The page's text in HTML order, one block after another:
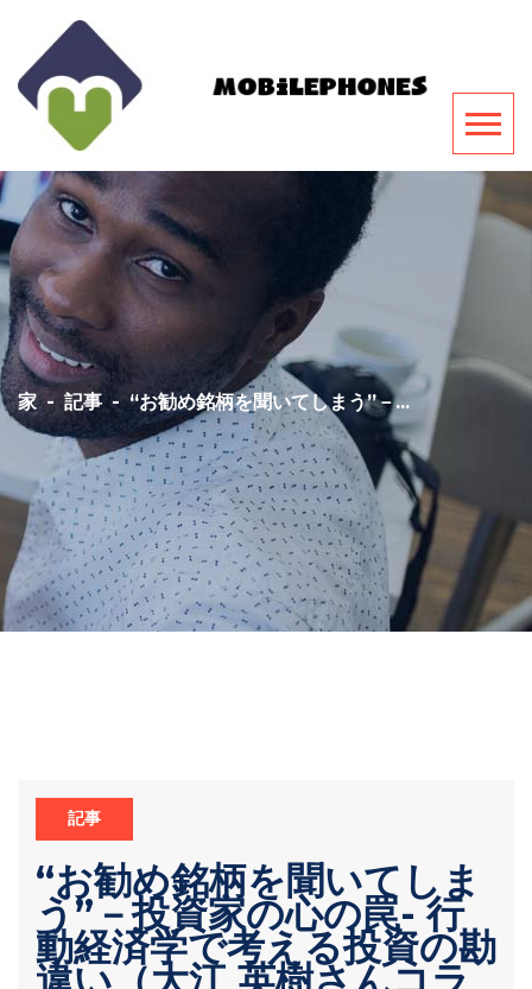
家 - 記事 - “お勧め銘柄を聞いてしまう”－...
記事
“お勧め銘柄を聞いてしま
う”－投資家の心の罠- 行
動経済学で考える投資の勘